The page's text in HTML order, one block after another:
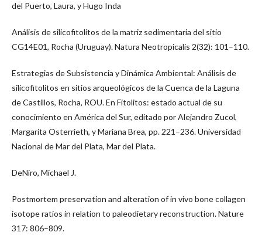
del Puerto, Laura, y Hugo Inda
Análisis de silicofitolitos de la matriz sedimentaria del sitio
CG14E01, Rocha (Uruguay). Natura Neotropicalis 2(32): 101–110.
Estrategias de Subsistencia y Dinámica Ambiental: Análisis de
silicofitolitos en sitios arqueológicos de la Cuenca de la Laguna
de Castillos, Rocha, ROU. En Fitolitos: estado actual de su
conocimiento en América del Sur, editado por Alejandro Zucol,
Margarita Osterrieth, y Mariana Brea, pp. 221–236. Universidad
Nacional de Mar del Plata, Mar del Plata.
DeNiro, Michael J.
Postmortem preservation and alteration of in vivo bone collagen
isotope ratios in relation to paleodietary reconstruction. Nature
317: 806–809.